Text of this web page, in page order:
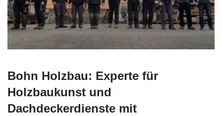
Bohn Holzbau: Experte für
Holzbaukunst und
Dachdeckerdienste mit